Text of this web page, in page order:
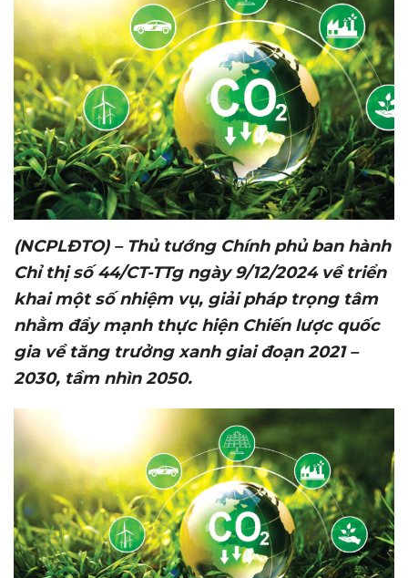
(NCPLĐTO) – Thủ tướng Chính phủ ban hành
Chỉ thị số 44/CT-TTg ngày 9/12/2024 về triển
khai một số nhiệm vụ, giải pháp trọng tâm
nhằm đẩy mạnh thực hiện Chiến lược quốc
gia về tăng trưởng xanh giai đoạn 2021 –
2030, tầm nhìn 2050.